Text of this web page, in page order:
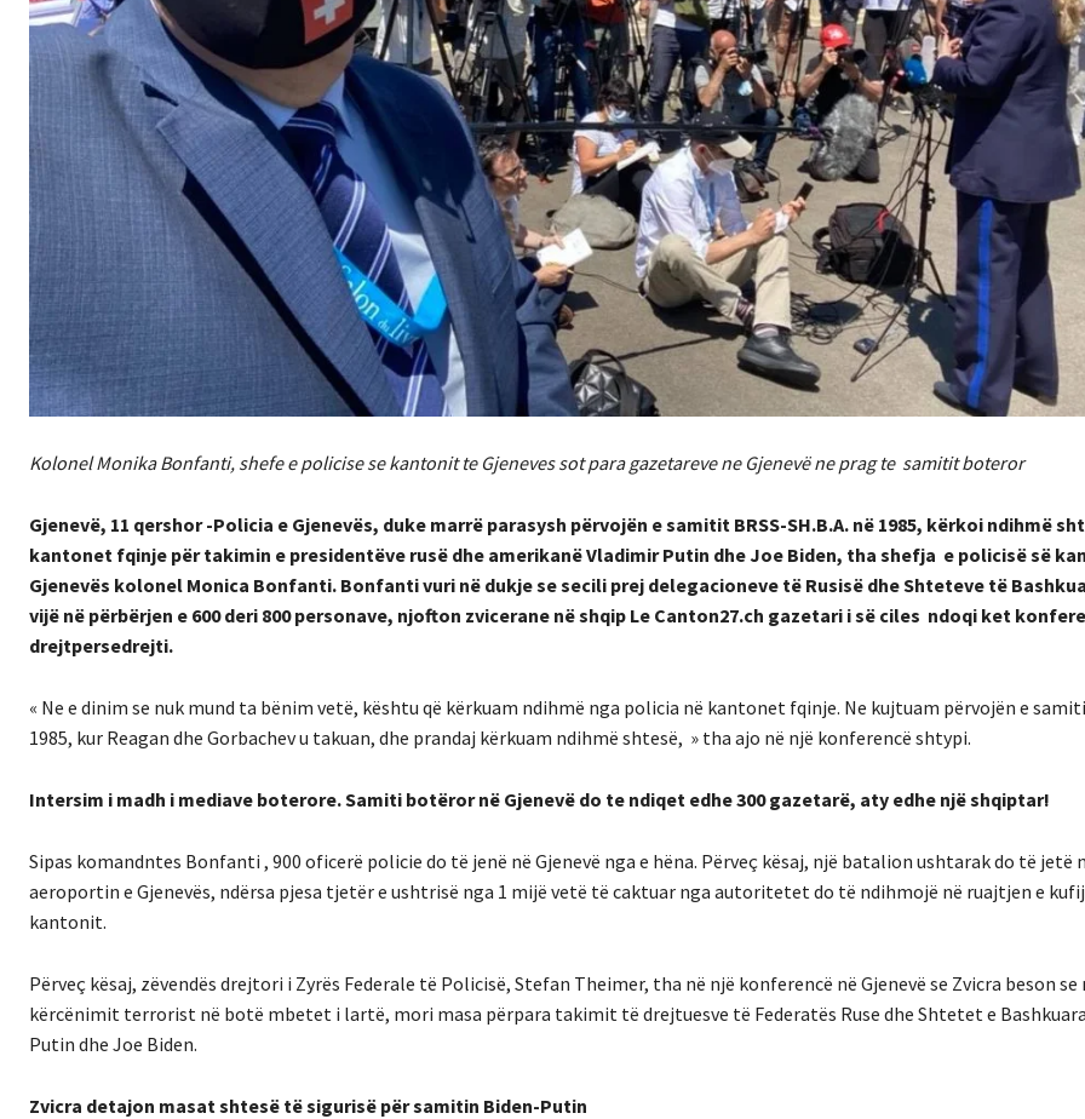
Kolonel Monika Bonfanti, shefe e policise se kantonit te Gjeneves sot para gazetareve ne Gjenevë ne prag te samitit boteror
Gjenevë, 11 qershor -Policia e Gjenevës, duke marrë parasysh përvojën e samitit BRSS-SH.B.A. në 1985, kërkoi ndihmë
kantonet fqinje për takimin e presidentëve rusë dhe amerikanë Vladimir Putin dhe Joe Biden, tha shefja e policisë së
Gjenevës kolonel Monica Bonfanti. Bonfanti vuri në dukje se secili prej delegacioneve të Rusisë dhe Shteteve të
vijë në përbërjen e 600 deri 800 personave, njofton zvicerane në shqip Le Canton27.ch gazetari i së ciles ndoqi ket
drejtpersedrejti.
« Ne e dinim se nuk mund ta bënim vetë, kështu që kërkuam ndihmë nga policia në kantonet fqinje. Ne kujtuam përvojën e
1985, kur Reagan dhe Gorbachev u takuan, dhe prandaj kërkuam ndihmë shtesë, » tha ajo në një konferencë shtypi.
Intersim i madh i mediave boterore. Samiti botëror në Gjenevë do te ndiqet edhe 300 gazetarë, aty edhe një shqiptar!
Sipas komandntes Bonfanti , 900 oficerë policie do të jenë në Gjenevë nga e hëna. Përveç kësaj, një batalion ushtarak do të jetë
aeroportin e Gjenevës, ndërsa pjesa tjetër e ushtrisë nga 1 mijë vetë të caktuar nga autoritetet do të ndihmojë në ruajtjen e
kantonit.
Përveç kësaj, zëvendës drejtori i Zyrës Federale të Policisë, Stefan Theimer, tha në një konferencë në Gjenevë se Zvicra beson se
kërcënimit terrorist në botë mbetet i lartë, mori masa përpara takimit të drejtuesve të Federatës Ruse dhe Shtetet e
Putin dhe Joe Biden.
Zvicra detajon masat shtesë të sigurisë për samitin Biden-Putin